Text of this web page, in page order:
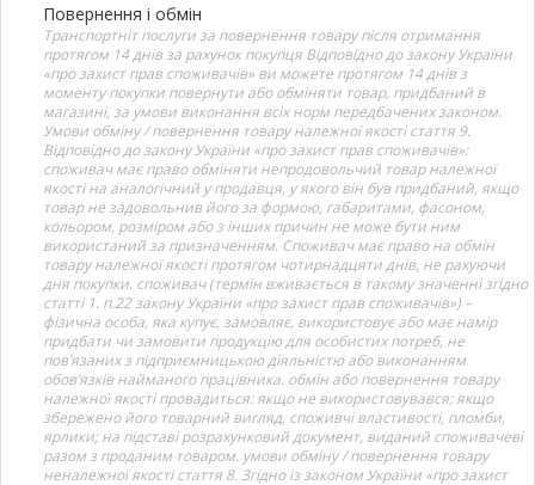
Повернення і обмін
Транспортніт послуги за повернення товару після отримання
протягом 14 днів за рахунок покупця Відповідно до закону України
«про захист прав споживачів» ви можете протягом 14 днів з
моменту покупки повернути або обміняти товар, придбаний в
магазині, за умови виконання всіх норм передбачених законом.
Умови обміну / повернення товару належної якості стаття 9.
Відповідно до закону України «про захист прав споживачів»:
споживач має право обміняти непродовольчий товар належної
якості на аналогічний у продавця, у якого він був придбаний, якщо
товар не задовольнив його за формою, габаритами, фасоном,
кольором, розміром або з інших причин не може бути ним
використаний за призначенням. Споживач має право на обмін
товару належної якості протягом чотирнадцяти днів, не рахуючи
дня покупки. споживач (термін вживається в такому значенні згідно
статті 1. п.22 закону України «про захист прав споживачів») –
фізична особа, яка купує, замовляє, використовує або має намір
придбати чи замовити продукцію для особистих потреб, не
пов’язаних з підприємницькою діяльністю або виконанням
обов’язків найманого працівника. обмін або повернення товару
належної якості провадиться: якщо не використовувався; якщо
збережено його товарний вигляд, споживчі властивості, пломби,
ярлики; на підставі розрахунковий документ, виданий споживачеві
разом з проданим товаром. умови обміну / повернення товару
неналежної якості стаття 8. Згідно із законом України «про захист